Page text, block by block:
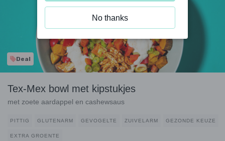
Deal
Tex-Mex bowl met kipstukjes
met zoete aardappel en cashewsaus
PITTIG GLUTENARM GEVOGELTE ZUIVELARM GEZONDE KEUZE
EXTRA GROENTE
No thanks